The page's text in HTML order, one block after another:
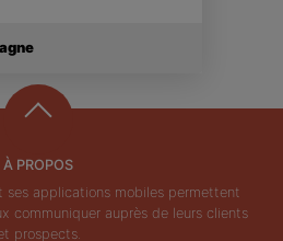
À PROPOS
ses applications mobiles permettent
communiquer auprès de leurs clients
prospects.